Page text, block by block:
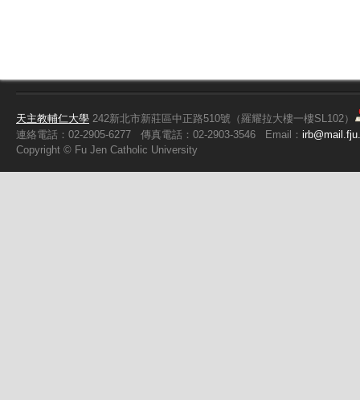
天主教輔仁大學 242新北市新莊區中正路510號（羅耀拉大樓一樓SL102）
連絡電話：02-2905-6277
傳真電話：02-2903-3546 Email：
Copyright © Fu Jen Catholic University